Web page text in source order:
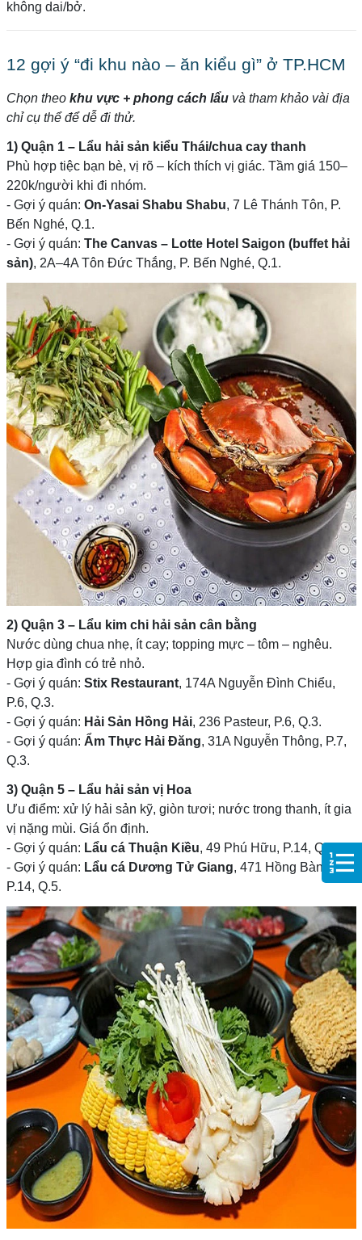
không dai/bở.
12 gợi ý “đi khu nào – ăn kiểu gì” ở TP.HCM
Chọn theo khu vực + phong cách lẩuvà tham khảo vài địa
chỉ cụ thể để dễ đi thử.
1) Quận 1 – Lẩu hải sản kiểu Thái/chua cay thanh
Phù hợp tiệc bạn bè, vị rõ – kích thích vị giác. Tầm giá 150–
220k/người khi đi nhóm.
- Gợi ý quán: On-Yasai Shabu Shabu, 7 Lê Thánh Tôn, P.
Bến Nghé, Q.1.
- Gợi ý quán: The Canvas – Lotte Hotel Saigon (buffet hải
sản), 2A–4A Tôn Đức Thắng, P. Bến Nghé, Q.1.
2) Quận 3 – Lẩu kim chi hải sản cân bằng
Nước dùng chua nhẹ, ít cay; topping mực – tôm – nghêu.
Hợp gia đình có trẻ nhỏ.
- Gợi ý quán: Stix Restaurant, 174A Nguyễn Đình Chiểu,
P.6, Q.3.
- Gợi ý quán: Hải Sản Hồng Hải, 236 Pasteur, P.6, Q.3.
- Gợi ý quán: Ẩm Thực Hải Đăng, 31A Nguyễn Thông, P.7,
Q.3.
3) Quận 5 – Lẩu hải sản vị Hoa
Ưu điểm: xử lý hải sản kỹ, giòn tươi; nước trong thanh, ít gia
vị nặng mùi. Giá ổn định.
- Gợi ý quán: Lẩu cá Thuận Kiều, 49 Phú Hữu, P.14, Q.5.
- Gợi ý quán: Lẩu cá Dương Tử Giang, 471 Hồng Bàng,
P.14, Q.5.